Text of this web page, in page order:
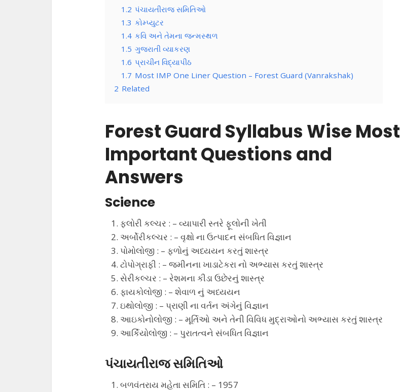
1.2 પંચાયતીરાજ સમિતિઓ
1.3 કોમ્પ્યુટર
1.4 કવિ અને તેમના જન્મસ્થળ
1.5 ગુજરાતી વ્યાકરણ
1.6 પ્રાચીન વિદ્યાપીઠ
1.7 Most IMP One Liner Question – Forest Guard (Vanrakshak)
2 Related
Forest Guard Syllabus Wise Most
Important Questions and
Answers
Science
ફ્લોરી કલ્ચર : – વ્યાપારી સ્તરે ફૂલોની ખેતી
અર્બોરીકલ્ચર : – વૃક્ષો ના ઉત્પાદન સંબધિત વિજ્ઞાન
પોમોલોજી : – ફળોનું અધ્યયન કરતું શાસ્ત્ર
ટોપોગ્રાફી : – જમીનના ખાડાટેકરા નો અભ્યાસ કરતું શાસ્ત્ર
સેરીકલ્ચર : – રેશમના કીડા ઉછેરનું શાસ્ત્ર
ફાયકોલોજી : – શેવાળ નું અધ્યયન
ઇથોલોજી : – પ્રાણી ના વર્તન અંગેનું વિજ્ઞાન
આઇકોનોલોજી : – મૂર્તિઓ અને તેની વિવિધ મુદ્રાઓનો અભ્યાસ કરતું શાસ્ત્ર
આર્કિયોલોજી : – પુરાતત્વને સંબધિત વિજ્ઞાન
પંચાયતીરાજ સમિતિઓ
બળવંતરાય મહેતા સમિતિ : – 1957